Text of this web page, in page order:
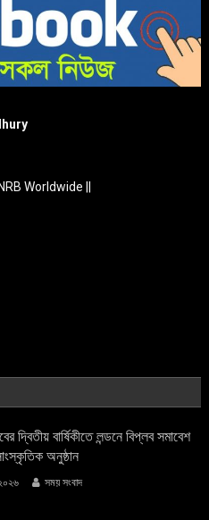
Worldwide ||
দ্বিতীয় বার্ষিকীতে লন্ডনে বিপ্লব সমাবেশ
অনুষ্ঠান
সময় সংবাদ